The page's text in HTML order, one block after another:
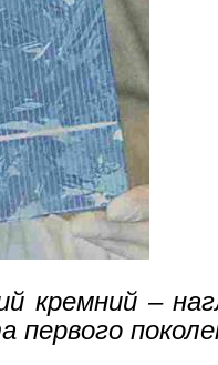
кремний –
первого